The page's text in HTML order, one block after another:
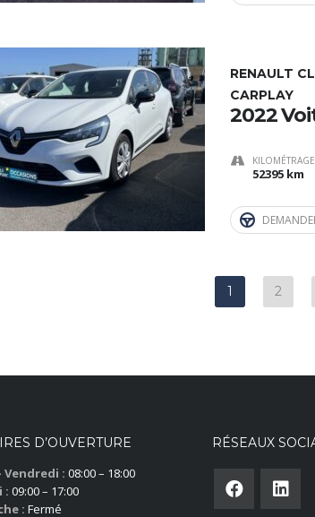
RENAULT
CARPLAY
2022
KILOMÉTRAGE
52395 km
1 2
D’OUVERTURE
Vendredi : 08:00 – 18:00
: 09:00 – 17:00
: Fermé
RÉSEAUX